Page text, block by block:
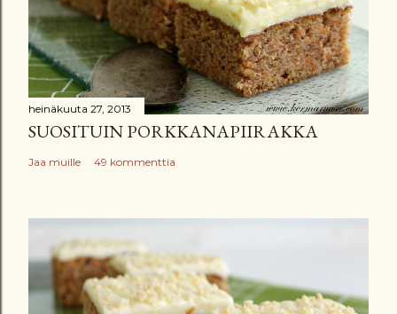
heinäkuuta 27, 2013
SUOSITUIN PORKKANAPIIRAKKA
Jaa muille 49 kommenttia